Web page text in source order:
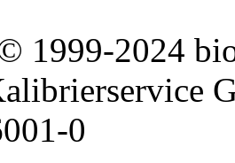
1999-2024
0